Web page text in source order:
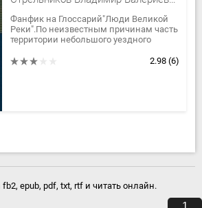
Фанфик на Глоссарий"Люди Великой
Реки".По неизвестным причинам часть
территории небольшого уездного
оказываются в другом мире. А в
2.98 (6)
epub, pdf, txt, rtf и читать онлайн.